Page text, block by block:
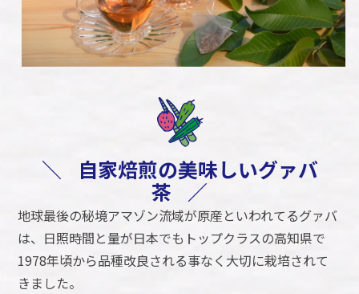
＼ 自家焙煎の美味しいグァバ
茶 ／
地球最後の秘境アマゾン流域が原産といわれてるグァバ
は、日照時間と量が日本でもトップクラスの高知県で
1978年頃から品種改良される事なく大切に栽培されて
きました。